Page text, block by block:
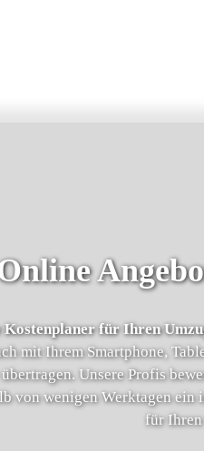
Kostenplaner für Ihren
mit Ihrem Smartphone,
Unsere Profis
von wenigen Werktagen
für Ihren